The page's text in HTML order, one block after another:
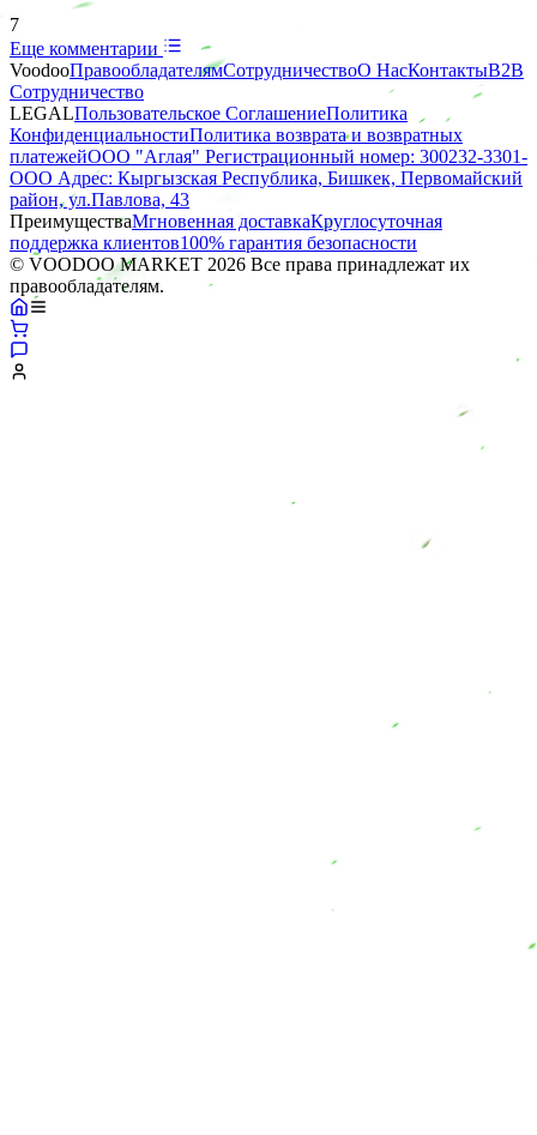
7
Еще комментарии
VoodooПравообладателямСотрудничествоО НасКонтактыB2B
Сотрудничество
LEGALПользовательское СоглашениеПолитика
КонфиденциальностиПолитика возврата и возвратных
платежейООО "Аглая" Регистрационный номер: 300232-3301-
ООО Адрес: Кыргызская Республика, Бишкек, Первомайский
район, ул.Павлова, 43
ПреимуществаМгновенная доставкаКруглосуточная
поддержка клиентов100% гарантия безопасности
© VOODOO MARKET 2026 Все права принадлежат их
правообладателям.